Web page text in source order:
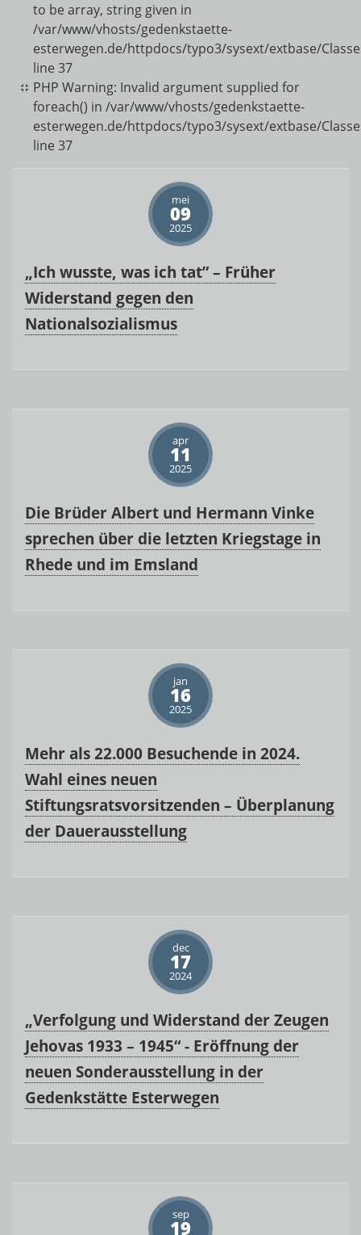
to be array, string given in
/var/www/vhosts/gedenkstaette-
esterwegen.de/httpdocs/typo3/sysext/extbase/
line 37
PHP Warning: Invalid argument supplied for
foreach() in /var/www/vhosts/gedenkstaette-
esterwegen.de/httpdocs/typo3/sysext/extbase/
line 37
mei
09
2025
„Ich wusste, was ich tat” – Früher
Widerstand gegen den
Nationalsozialismus
apr
11
2025
Die Brüder Albert und Hermann Vinke
sprechen über die letzten Kriegstage in
Rhede und im Emsland
jan
16
2025
Mehr als 22.000 Besuchende in 2024.
Wahl eines neuen
Stiftungsratsvorsitzenden – Überplanung
der Dauerausstellung
dec
17
2024
„Verfolgung und Widerstand der Zeugen
Jehovas 1933 – 1945“ - Eröffnung der
neuen Sonderausstellung in der
Gedenkstätte Esterwegen
sep
19